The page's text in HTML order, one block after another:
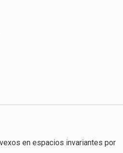
en espacios invariantes por